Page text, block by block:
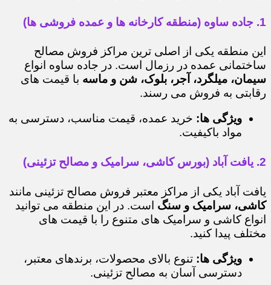
1. جاده ساوه (منطقه کارخانه ها و عمده فروشی ها)
این منطقه یکی از اصلی ترین مراکز فروش مصالح
ساختمانی عمده در رزمال است. در جاده ساوه انواع
سیمان، میلگرد، آجر، بلوک، شن و ماسه با قیمت های
رقابتی به فروش می رسند.
ویژگی ها: خرید عمده، قیمت مناسب، دسترسی به
مواد باکیفیت.
2. یافت آباد (بورس کاشی، سرامیک و مصالح تزئینی)
یافت آباد یکی از مراکز معتبر فروش مصالح تزئینی مانند
کاشی، سرامیک و سنگ است. در این منطقه می توانید
انواع کاشی و سرامیک های متنوع را با قیمت های
مختلف پیدا کنید.
ویژگی ها: تنوع بالای محصولات، برندهای معتبر،
دسترسی آسان به مصالح تزئینی.